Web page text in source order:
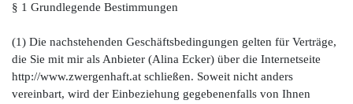
§ 1 Grundlegende Bestimmungen
(1) Die nachstehenden Geschäftsbedingungen gelten für Verträge,
die Sie mit mir als Anbieter (Alina Ecker) über die Internetseite
http://www.zwergenhaft.at schließen. Soweit nicht anders
vereinbart, wird der Einbeziehung gegebenenfalls von Ihnen